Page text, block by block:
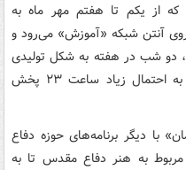
شد که از یکم تا هفتم مهر ماه به
آنتن شبکه «آموزش» می‌رود و
دو شب در هفته به شکل تولیدی
پخش خواهد شد. «تکه‌ای از آسمان» به احتمال زیاد ساعت ۲۳ پخش
با دیگر برنامه‌های حوزه دفاع
به هنر دفاع مقدس تا به